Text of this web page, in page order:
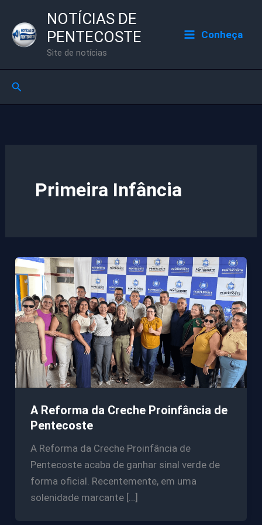
para
NOTÍCIAS DE
PENTECOSTE
Site de notícias
Conheça
Pesquisar
Primeira Infância
A Reforma da Creche Proinfância de
Pentecoste
A Reforma da Creche Proinfância de
Pentecoste acaba de ganhar sinal verde de
forma oficial. Recentemente, em uma
solenidade marcante […]